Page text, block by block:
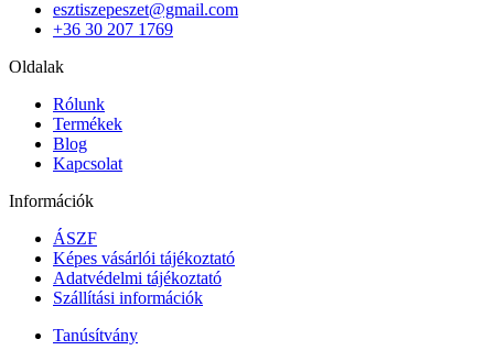
esztiszepeszet@gmail.com
+36 30 207 1769
Oldalak
Rólunk
Termékek
Blog
Kapcsolat
Információk
ÁSZF
Képes vásárlói tájékoztató
Adatvédelmi tájékoztató
Szállítási információk
Tanúsítvány